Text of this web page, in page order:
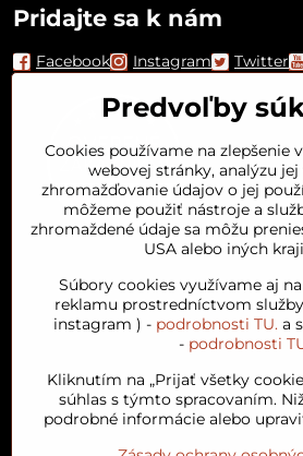
Pridajte sa k nám
Facebook Instagram Twitter
Orient House
Arganový olej
Obľúbené kategórie
Predvoľby
Cookies používame na zlepšenie
webovej stránky, analýzu
zhromažďovanie údajov o jej
môžeme použiť nástroje a
zhromaždené údaje sa môžu
USA alebo iných
Súbory cookies využívame aj
reklamu prostredníctvom
instagram ) - podrobnosti TU.a
- podrobnosti
Kliknutím na „Prijať všetky
súhlas s týmto spracovaním.
podrobné informácie alebo